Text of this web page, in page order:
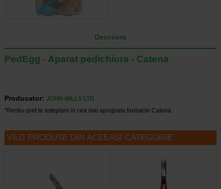
Descriere
PedEgg - Aparat pedichiura - Catena
Producator: JOHN MILLS LTD
*Pentru pret te asteptam in cea mai apropiata farmacie Catena
VEZI PRODUSE DIN ACEEASI CATEGORIE